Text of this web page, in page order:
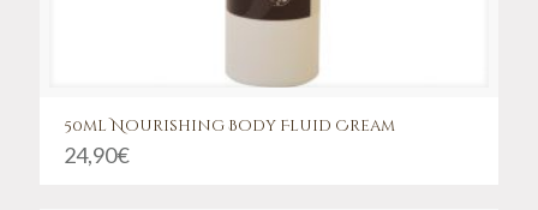
50ml Nourishing Body Fluid Cream
24,90€